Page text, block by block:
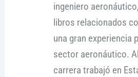
ingeniero
libros relacionados
una gran experiencia
sector aeronáutico.
carrera trabajó en